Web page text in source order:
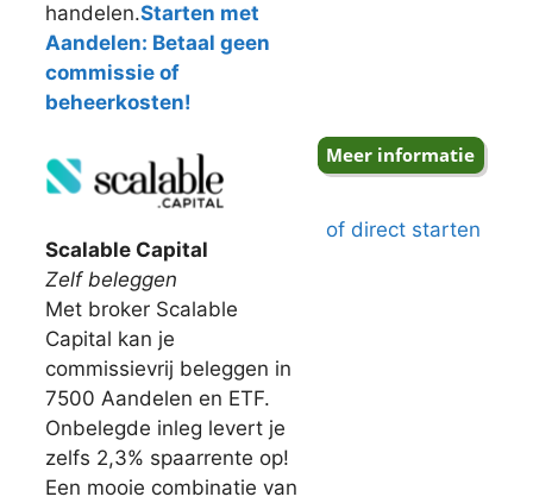
handelen.Starten met
Aandelen: Betaal geen
commissie of
beheerkosten!
Scalable Capital
Zelf beleggen
Met broker Scalable
Capital kan je
commissievrij beleggen in
7500 Aandelen en ETF.
Onbelegde inleg levert je
zelfs 2,3% spaarrente op!
Een mooie combinatie van
of direct starten